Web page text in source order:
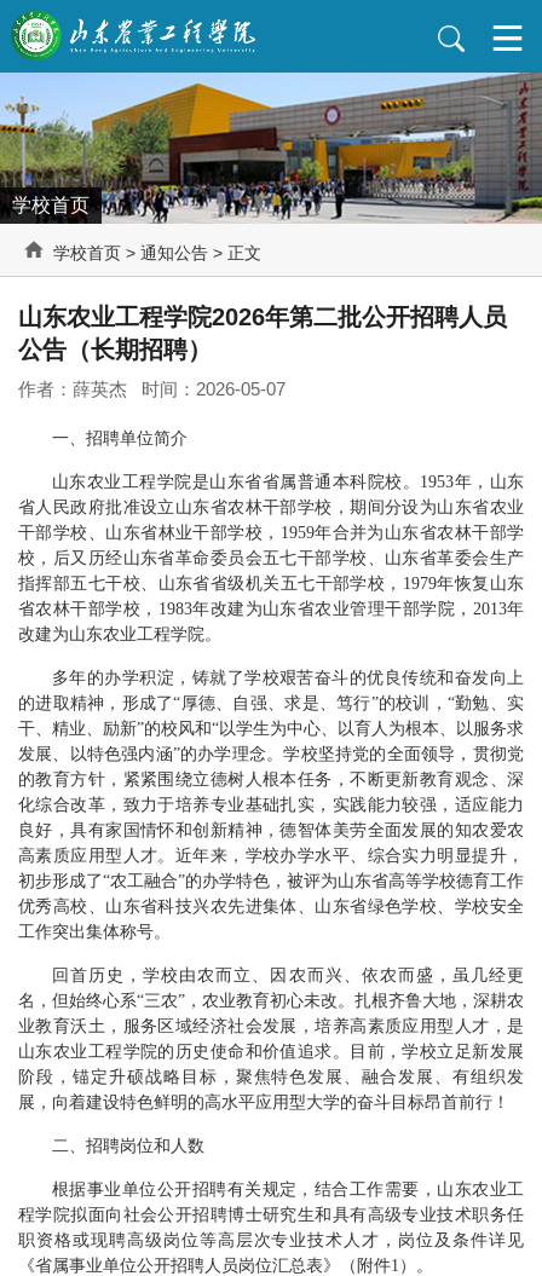
学校首页
学校首页 > 通知公告 > 正文
山东农业工程学院2026年第二批公开招聘人员
公告（长期招聘）
作者：薛英杰 时间：2026-05-07
一、招聘单位简介
山东农业工程学院是山东省省属普通本科院校。1953年，山东
省人民政府批准设立山东省农林干部学校，期间分设为山东省农业
干部学校、山东省林业干部学校，1959年合并为山东省农林干部学
校，后又历经山东省革命委员会五七干部学校、山东省革委会生产
指挥部五七干校、山东省省级机关五七干部学校，1979年恢复山东
省农林干部学校，1983年改建为山东省农业管理干部学院，2013年
改建为山东农业工程学院。
多年的办学积淀，铸就了学校艰苦奋斗的优良传统和奋发向上
的进取精神，形成了“厚德、自强、求是、笃行”的校训，“勤勉、实
干、精业、励新”的校风和“以学生为中心、以育人为根本、以服务求
发展、以特色强内涵”的办学理念。学校坚持党的全面领导，贯彻党
的教育方针，紧紧围绕立德树人根本任务，不断更新教育观念、深
化综合改革，致力于培养专业基础扎实，实践能力较强，适应能力
良好，具有家国情怀和创新精神，德智体美劳全面发展的知农爱农
高素质应用型人才。近年来，学校办学水平、综合实力明显提升，
初步形成了“农工融合”的办学特色，被评为山东省高等学校德育工作
优秀高校、山东省科技兴农先进集体、山东省绿色学校、学校安全
工作突出集体称号。
回首历史，学校由农而立、因农而兴、依农而盛，虽几经更
名，但始终心系“三农”，农业教育初心未改。扎根齐鲁大地，深耕农
业教育沃土，服务区域经济社会发展，培养高素质应用型人才，是
山东农业工程学院的历史使命和价值追求。目前，学校立足新发展
阶段，锚定升硕战略目标，聚焦特色发展、融合发展、有组织发
展，向着建设特色鲜明的高水平应用型大学的奋斗目标昂首前行！
二、招聘岗位和人数
根据事业单位公开招聘有关规定，结合工作需要，山东农业工
程学院拟面向社会公开招聘博士研究生和具有高级专业技术职务任
职资格或现聘高级岗位等高层次专业技术人才，岗位及条件详见
《省属事业单位公开招聘人员岗位汇总表》（附件1）。